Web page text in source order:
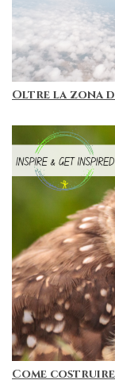
Oltre la zona
Come